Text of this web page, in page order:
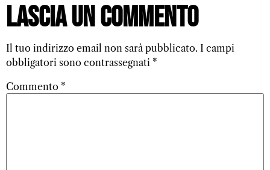
Lascia un commento
Il tuo indirizzo email non sarà pubblicato. I campi
obbligatori sono contrassegnati *
Commento *